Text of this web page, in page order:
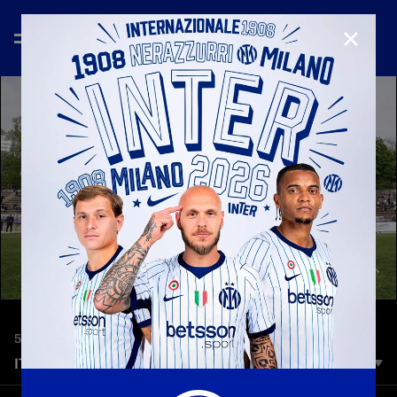
5 lug 2025
IT'S EUROPE TIME
It's Europe Time è il nuovo prodotto di Inter TV che ripercorre